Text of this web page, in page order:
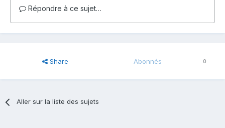
Répondre à ce sujet…
Share Abonnés 0
Aller sur la liste des sujets